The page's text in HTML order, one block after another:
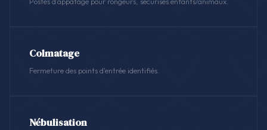
Colmatage
Fermeture des points d'entrée identifiés.
Nébulisation